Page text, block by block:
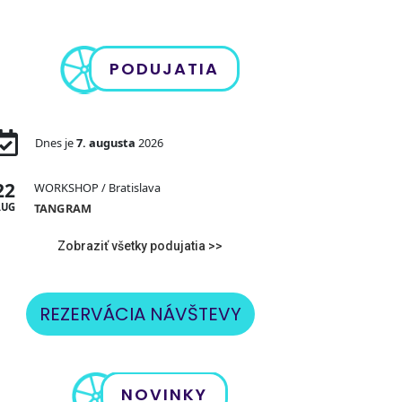
PODUJATIA
Dnes je7. augusta 2026
WORKSHOP / Bratislava
TANGRAM
Zobraziť všetky podujatia >>
REZERVÁCIA NÁVŠTEVY
NOVINKY